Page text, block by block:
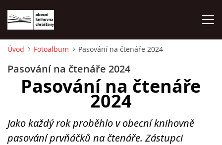
LETNÍ KINO 2026
VÝPŮJČNÍ DOBA
Úvod Fotoalbum Pasování na čtenáře 2024
Pasování na čtenáře 2024
Pasování na čtenáře
2024
Jako každý rok proběhlo v obecní knihovně
pasování prvňáčků na čtenáře. Zástupci